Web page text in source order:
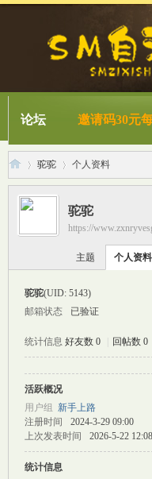
论坛 邀请码30元
›
驼驼
›
个人资料
驼驼
https://
主题 个人资料
驼驼(UID: 5143)
邮箱状态
已验证
统计信息 好友数 0 回帖数 0
活跃概况
用户组 新手上路
注册时间
2024-3-29 09:00
上次发表时间
2026-5-22 12:08
统计信息